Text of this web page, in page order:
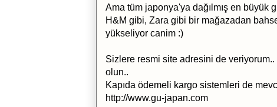
Ama tüm japonya'ya dağılmış en büyük
H&M gibi, Zara gibi bir mağazadan
yükseliyor canim :)
Sizlere resmi site adresini de
olun..
Kapıda ödemeli kargo sistemleri de
http://www.gu-japan.com